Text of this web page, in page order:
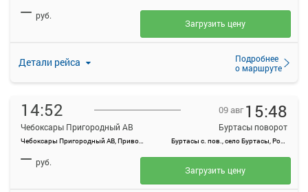
Детали рейса
Подробнее
о маршруте
— руб.
Загрузить цену
14:52
Чебоксары Пригородный АВ
Чебоксары Пригородный АВ, Привокзальная ул., 3
09 авг 15:48
Буртасы поворот
Буртасы с. пов., село Буртасы, Россия
— руб.
Загрузить цену